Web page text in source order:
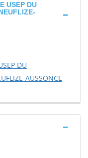
USEP DU
DU
AUSSONCE